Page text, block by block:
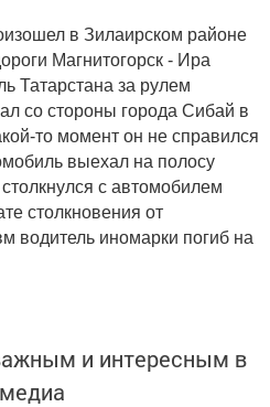
в Зилаирском районе
Магнитогорск - Ира
Татарстана за рулем
со стороны города Сибай в
то момент он не справился
выехал на полосу
с автомобилем
столкновения от
водитель иномарки погиб на
и интересным в